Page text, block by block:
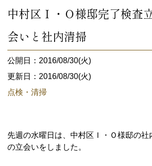
中村区Ｉ・Ｏ様邸完了検査
会いと社内清掃
公開日：2016/08/30(火)
更新日：2016/08/30(火)
点検・清掃
先週の水曜日は、中村区Ｉ・Ｏ様邸の社
の立会いをしました。